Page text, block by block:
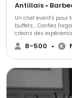
Antillais •
Un chef event's pour tous vos événements Cocktails, plateaux repas,
buffets... Confiez
créons des
spéciaux, en
8-500 •